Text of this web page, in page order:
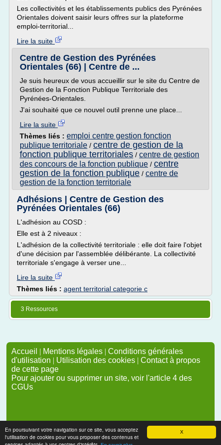
X
En poursuivant votre navigation sur ce site, vous acceptez
l'utilisation de cookies pour vous proposer des contenus et
Les collectivités et les établissements publics des Pyrénées
Orientales doivent saisir leurs offres sur la plateforme
emploi-territorial...
Lire la suite
Centre de Gestion des Pyrénées
Orientales (66) | Centre de ...
Je suis heureux de vous accueillir sur le site du Centre de
Gestion de la Fonction Publique Territoriale des
Pyrénées-Orientales.
J'ai souhaité que ce nouvel outil prenne une place...
Lire la suite
Thèmes liés : emploi centre gestion fonction
publique territoriale / centre de gestion de la
fonction publique territoriales / centre de gestion
des concours de la fonction publique / centre
gestion de la fonction publique / centre de
gestion de la fonction territoriale
Adhésions | Centre de Gestion des
Pyrénées Orientales (66)
L'adhésion au COSD :
Elle est à 2 niveaux :
L'adhésion de la collectivité territoriale : elle doit faire l'objet
d'une décision par l'assemblée délibérante. La collectivité
territoriale s'engage à verser une...
Lire la suite
Thèmes liés : agent territorial categorie c
3 Ressources
Accueil | Mentions légales | Conditions générales
d'utilisation | Utilisation des cookies | Contact à propos
de cette page
Pour ajouter ou supprimer un site, voir l'article 4 des
CGUs